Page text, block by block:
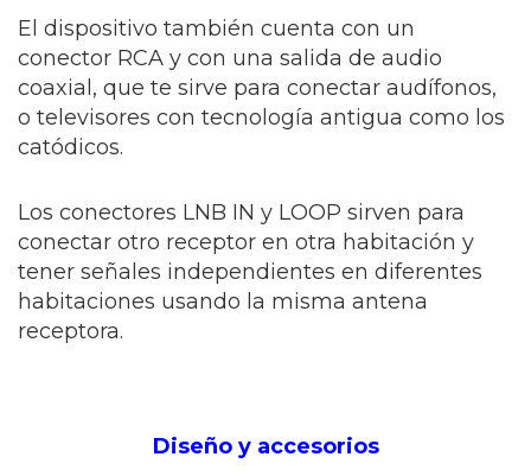
El dispositivo también cuenta con un
conector RCA y con una salida de audio
coaxial, que te sirve para conectar audífonos,
o televisores con tecnología antigua como los
catódicos.
Los conectores LNB IN y LOOP sirven para
conectar otro receptor en otra habitación y
tener señales independientes en diferentes
habitaciones usando la misma antena
receptora.
Diseño y accesorios